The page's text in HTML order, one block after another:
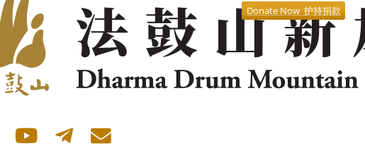
Donate Now 护持捐款